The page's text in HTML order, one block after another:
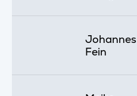
Johannes
Fein